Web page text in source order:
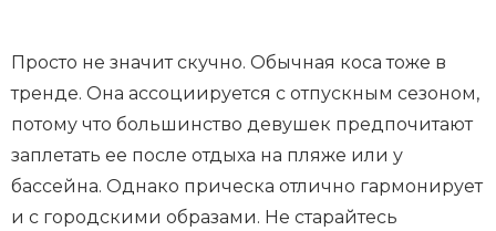
Просто не значит скучно. Обычная коса тоже в
тренде. Она ассоциируется с отпускным сезоном,
потому что большинство девушек предпочитают
заплетать ее после отдыха на пляже или у
бассейна. Однако прическа отлично гармонирует
и с городскими образами. Не старайтесь